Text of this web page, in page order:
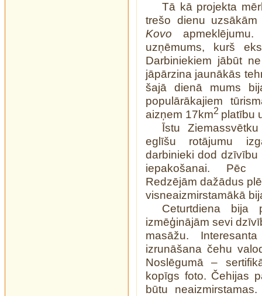
Tā kā projekta
trešo dienu
Kovo
uzņēmums, kurš
Darbiniekiem jābūt
jāpārzina jaunākās
šajā dienā mums
populārākajiem
aizņem 17km2 platību
Īstu
eglīšu rotājumu
darbinieki dod
iepakošanai. Pēc
Redzējām dažādus
visneaizmirstamākā
Ceturtdiena bija
izmēģinājām sevi
masāžu.
izrunāšana čehu
Noslēgumā –
kopīgs foto. Čehijas
būtu